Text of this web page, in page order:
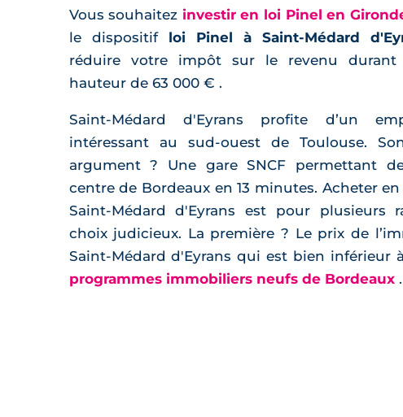
Vous souhaitez investir en loi Pinel en
le dispositif loi Pinel à Saint-Médard
réduire votre impôt sur le revenu durant
hauteur de 63 000 € .
Saint-Médard d'Eyrans profite d’un
intéressant au sud-ouest de Toulouse.
argument ? Une gare SNCF permettant
centre de Bordeaux en 13 minutes. Acheter
Saint-Médard d'Eyrans est pour plusieurs
choix judicieux. La première ? Le prix de
Saint-Médard d'Eyrans qui est bien inférieur
programmes immobiliers neufs de Bordeaux .